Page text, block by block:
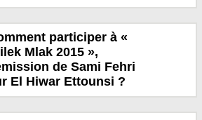
participer à «
Mlak 2015 »,
de Sami Fehri
El Hiwar Ettounsi ?